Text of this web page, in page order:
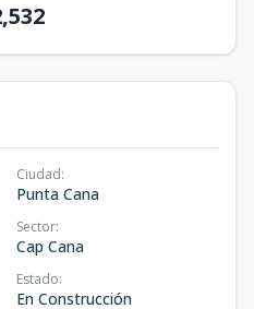
Ciudad:
Punta Cana
Sector:
Cap Cana
Estado:
En Construcción